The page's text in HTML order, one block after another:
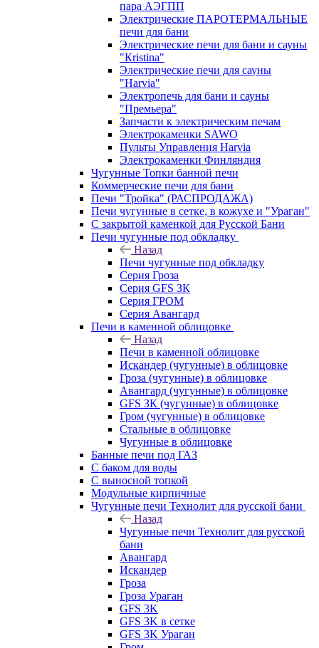
пара АЭГПП
Электрические ПАРОТЕРМАЛЬНЫЕ
печи для бани
Электрические печи для бани и сауны
"Кristina"
Электрические печи для сауны
"Harvia"
Электропечь для бани и сауны
"Премьера"
Запчасти к электрическим печам
Электрокаменки SAWO
Пульты Управления Harvia
Электрокаменки Финляндия
Чугунные Топки банной печи
Коммерческие печи для бани
Печи "Тройка" (РАСПРОДАЖА)
Печи чугунные в сетке, в кожухе и "Ураган"
С закрытой каменкой для Русской Бани
Печи чугунные под обкладку
Назад
Печи чугунные под обкладку
Серия Гроза
Серия GFS ЗК
Серия ГРОМ
Серия Авангард
Печи в каменной облицовке
Назад
Печи в каменной облицовке
Искандер (чугунные) в облицовке
Гроза (чугунные) в облицовке
Авангард (чугунные) в облицовке
GFS ЗК (чугунные) в облицовке
Гром (чугунные) в облицовке
Стальные в облицовке
Чугунные в облицовке
Банные печи под ГАЗ
С баком для воды
С выносной топкой
Модульные кирпичные
Чугунные печи Технолит для русской бани
Назад
Чугунные печи Технолит для русской
бани
Авангард
Искандер
Гроза
Гроза Ураган
GFS 3K
GFS 3K в сетке
GFS 3K Ураган